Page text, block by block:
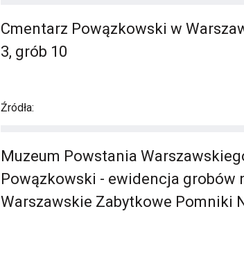
Cmentarz Powązkowski w
3, grób 10
Źródła:
Muzeum Powstania
Powązkowski - ewidencja grobów
Warszawskie Zabytkowe Pomniki